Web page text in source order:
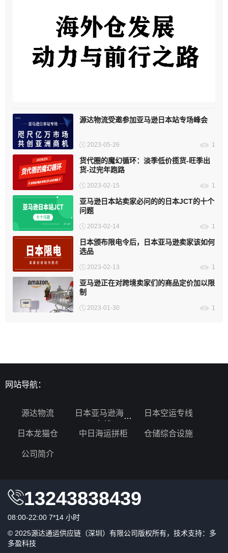
源达物流受邀参加亚马逊日本站专场峰会
2023-05-26 1
货代圈的魔幻循环：淡季低价揽货-旺季出
货-过完年跑路
2023-02-15 1
亚马逊日本站卖家必问的的日本JCT的十个
问题
2023-02-14 1
日本颁布限电令后，日本亚马逊卖家该如何
选品
2023-02-13 1
亚马逊正在对跨境卖家们的商品定价加以限
制
2023-01-30 1
网站导航：
源达物流
日本亚马逊海运
日本空运专线
日本龙猫仓 中日海运拼柜 仓储综合设施
公司简介
13243838439
08:00-22:00 7*14 小时
© 2025源达通运供应链（深圳）有限公司版权所有，技术支持： 多
多盈科技